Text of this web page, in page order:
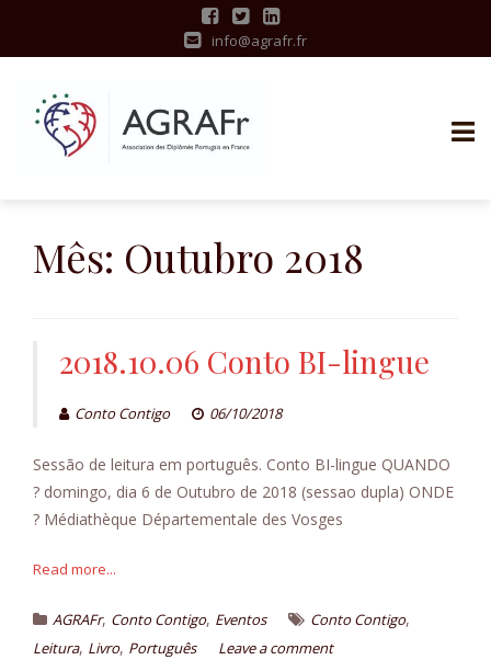
info@agrafr.fr
Mês: Outubro 2018
2018.10.06 Conto BI-lingue
Conto Contigo 06/10/2018
Sessão de leitura em português. Conto BI-lingue QUANDO
? domingo, dia 6 de Outubro de 2018 (sessao dupla) ONDE
? Médiathèque Départementale des Vosges
Read more...
AGRAFr, Conto Contigo, Eventos Conto Contigo,
Leitura, Livro, Português Leave a comment